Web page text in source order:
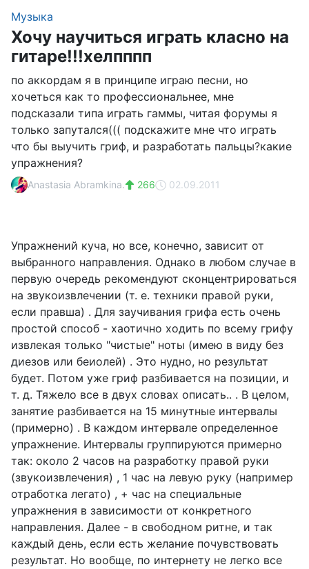
Музыка
Хочу научиться играть класно на
гитаре!!!хелпппп
по аккордам я в принципе играю песни, но
хочеться как то профессиональнее, мне
подсказали типа играть гаммы, читая форумы я
только запутался((( подскажите мне что играть
что бы выучить гриф, и разработать пальцы?какие
упражнения?
Anastasia Abramkina. 266 02.09.2011
Упражнений куча, но все, конечно, зависит от
выбранного направления. Однако в любом случае в
первую очередь рекомендуют сконцентрироваться
на звукоизвлечении (т. е. техники правой руки,
если правша) . Для заучивания грифа есть очень
простой способ - хаотично ходить по всему грифу
извлекая только "чистые" ноты (имею в виду без
диезов или беиолей) . Это нудно, но результат
будет. Потом уже гриф разбивается на позиции, и
т. д. Тяжело все в двух словах описать.. . В целом,
занятие разбивается на 15 минутные интервалы
(примерно) . В каждом интервале определенное
упражнение. Интервалы группируются примерно
так: около 2 часов на разработку правой руки
(звукоизвлечения) , 1 час на левую руку (например
отработка легато) , + час на специальные
упражнения в зависимости от конкретного
направления. Далее - в свободном ритне, и так
каждый день, если есть желание почувствовать
результат. Но вообще, по интернету не легко все